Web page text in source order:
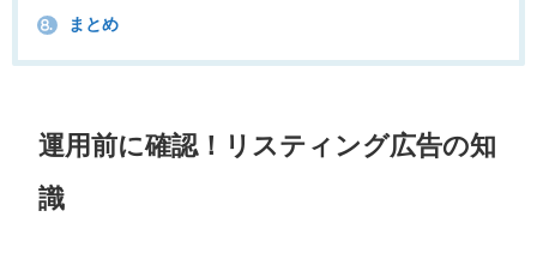
8. まとめ
運用前に確認！リスティング広告の知
識